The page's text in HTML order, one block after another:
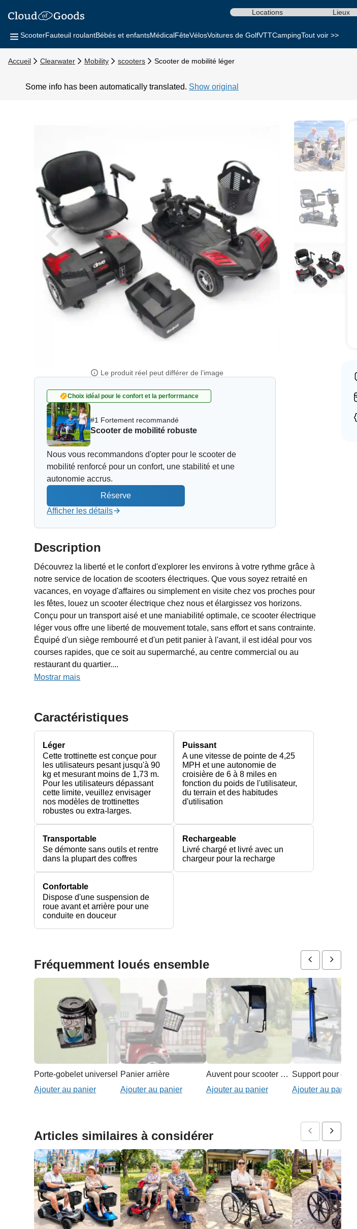
Locations Lieux
ScooterFauteuil roulantBébés et enfantsMédicalFêteVélosVoitures de GolfVTTCampingTout voir >>
Accueil Clearwater Mobility scooters Scooter de mobilité léger
Some info has been automatically translated. Show original
Le produit réel peut différer de l’image
Choix idéal pour le confort et la perforrmance
#1 Fortement recommandé
Scooter de mobilité robuste
Nous vous recommandons d'opter pour le scooter de
mobilité renforcé pour un confort, une stabilité et une
autonomie accrus.
Afficher les détails
Description
Découvrez la liberté et le confort d'explorer les environs à votre rythme grâce à
notre service de location de scooters électriques. Que vous soyez retraité en
vacances, en voyage d'affaires ou simplement en visite chez vos proches pour
les fêtes, louez un scooter électrique chez nous et élargissez vos horizons.
Conçu pour un transport aisé et une maniabilité optimale, ce scooter électrique
léger vous offre une liberté de mouvement totale, sans effort et sans contrainte.
Équipé d'un siège rembourré et d'un petit panier à l'avant, il est idéal pour vos
courses rapides, que ce soit au supermarché, au centre commercial ou au
restaurant du quartier....
Mostrar mais
Caractéristiques
Léger
Cette trottinette est conçue pour
les utilisateurs pesant jusqu'à 90
kg et mesurant moins de 1,73 m.
Pour les utilisateurs dépassant
cette limite, veuillez envisager
nos modèles de trottinettes
robustes ou extra-larges.
Puissant
A une vitesse de pointe de 4,25
MPH et une autonomie de
croisière de 6 à 8 miles en
fonction du poids de l'utilisateur,
du terrain et des habitudes
d'utilisation
Transportable
Se démonte sans outils et rentre
dans la plupart des coffres
Rechargeable
Livré chargé et livré avec un
chargeur pour la recharge
Confortable
Dispose d'une suspension de
roue avant et arrière pour une
conduite en douceur
Fréquemment loués ensemble
Porte-gobelet universel
Ajouter au panier
Panier arrière
Ajouter au panier
Auvent pour scooter de mobilité
Ajouter au panier
Ajouter au panier
Articles similaires à considérer